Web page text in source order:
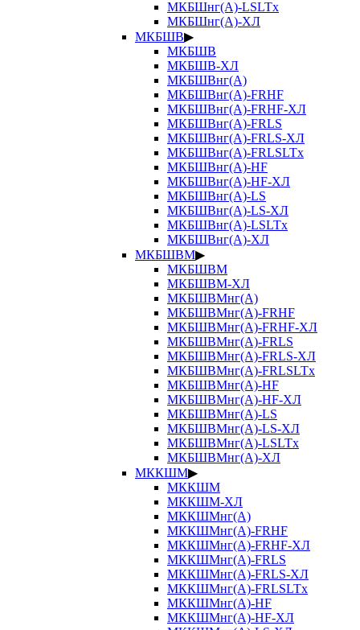
МКБШнг(А)-LSLTx
МКБШнг(А)-ХЛ
МКБШВ▶
МКБШВ
МКБШВ-ХЛ
МКБШВнг(А)
МКБШВнг(А)-FRHF
МКБШВнг(А)-FRHF-ХЛ
МКБШВнг(А)-FRLS
МКБШВнг(А)-FRLS-ХЛ
МКБШВнг(А)-FRLSLTx
МКБШВнг(А)-HF
МКБШВнг(А)-HF-ХЛ
МКБШВнг(А)-LS
МКБШВнг(А)-LS-ХЛ
МКБШВнг(А)-LSLTx
МКБШВнг(А)-ХЛ
МКБШВМ▶
МКБШВМ
МКБШВМ-ХЛ
МКБШВМнг(А)
МКБШВМнг(А)-FRHF
МКБШВМнг(А)-FRHF-ХЛ
МКБШВМнг(А)-FRLS
МКБШВМнг(А)-FRLS-ХЛ
МКБШВМнг(А)-FRLSLTx
МКБШВМнг(А)-HF
МКБШВМнг(А)-HF-ХЛ
МКБШВМнг(А)-LS
МКБШВМнг(А)-LS-ХЛ
МКБШВМнг(А)-LSLTx
МКБШВМнг(А)-ХЛ
МККШМ▶
МККШМ
МККШМ-ХЛ
МККШМнг(А)
МККШМнг(А)-FRHF
МККШМнг(А)-FRHF-ХЛ
МККШМнг(А)-FRLS
МККШМнг(А)-FRLS-ХЛ
МККШМнг(А)-FRLSLTx
МККШМнг(А)-HF
МККШМнг(А)-HF-ХЛ